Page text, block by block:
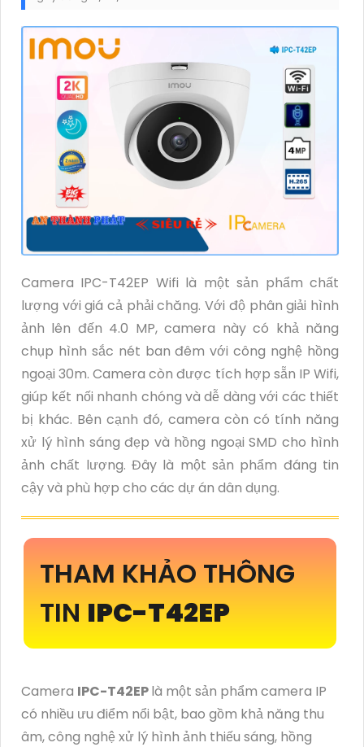
Camera IPC-T42EP Wifi là một sản phẩm chất
lượng với giá cả phải chăng. Với độ phân giải hình
ảnh lên đến 4.0 MP, camera này có khả năng
chụp hình sắc nét ban đêm với công nghệ hồng
ngoại 30m. Camera còn được tích hợp sẵn IP Wifi,
giúp kết nối nhanh chóng và dễ dàng với các thiết
bị khác. Bên cạnh đó, camera còn có tính năng
xử lý hình sáng đẹp và hồng ngoại SMD cho hình
ảnh chất lượng. Đây là một sản phẩm đáng tin
cậy và phù hợp cho các dự án dân dụng.
THAM KHẢO THÔNG
TIN IPC-T42EP
Camera IPC-T42EPlà một sản phẩm camera IP
có nhiều ưu điểm nổi bật, bao gồm khả năng thu
âm, công nghệ xử lý hình ảnh thiếu sáng, hồng